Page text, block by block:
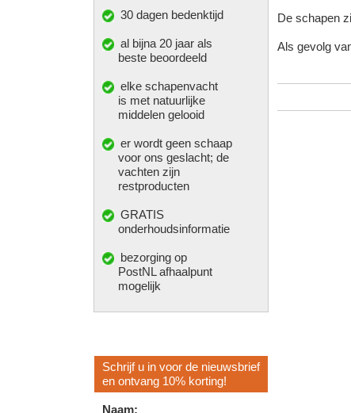
30 dagen bedenktijd
al bijna 20 jaar als
beste beoordeeld
elke schapenvacht
is met natuurlijke
middelen gelooid
er wordt geen schaap
voor ons geslacht; de
vachten zijn
restproducten
GRATIS
onderhoudsinformatie
bezorging op
PostNL afhaalpunt
mogelijk
Schrijf u in voor de nieuwsbrief
en ontvang 10% korting!
Naam:
De schapen
Als gevolg